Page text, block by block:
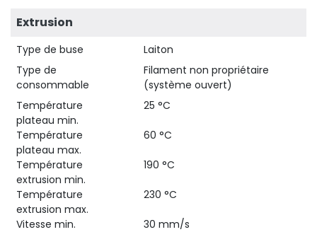
Extrusion
Type de buse
Laiton
Type de
consommable
Filament non propriétaire
(système ouvert)
Température
plateau min.
25 °C
Température
plateau max.
60 °C
Température
extrusion min.
190 °C
Température
extrusion max.
230 °C
Vitesse min.
30 mm/s